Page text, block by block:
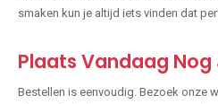
smaken kun je altijd iets vinden dat
Plaats Vandaag Nog
Bestellen is eenvoudig. Bezoek onze